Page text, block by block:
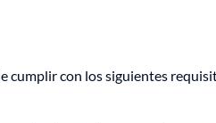
cumplir con los siguientes